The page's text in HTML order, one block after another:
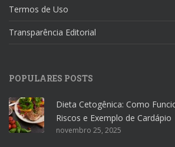
Termos de Uso
Transparência Editorial
POPULARES POSTS
Dieta Cetogênica: Como
Riscos e Exemplo de Cardápio
novembro 25, 2025